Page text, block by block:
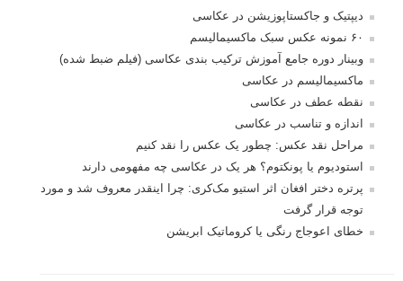
دیپتیک و جاکستا‌پوزیشن در عکاسی
۶۰ نمونه عکس سبک ماکسیمالیسم
وبینار دوره جامع آموزش ترکیب بندی عکاسی (فیلم ضبط شده)
ماکسیمالیسم در عکاسی
نقطه عطف در عکاسی
اندازه و تناسب در عکاسی
مراحل نقد عکس: چطور یک عکس را نقد کنیم
استودیوم یا پونکتوم؟ هر یک در عکاسی چه مفهومی دارند
پرتره دختر افغان اثر استیو مک‌کری: چرا اینقدر معروف شد و مورد
توجه قرار گرفت
خطای اعوجاج رنگی یا کروماتیک ابریشن